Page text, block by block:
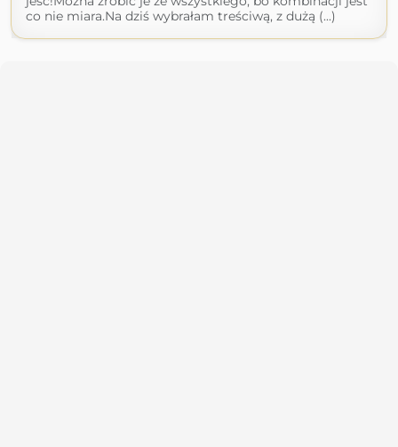
co nie miara.Na dziś wybrałam treściwą, z dużą (...)